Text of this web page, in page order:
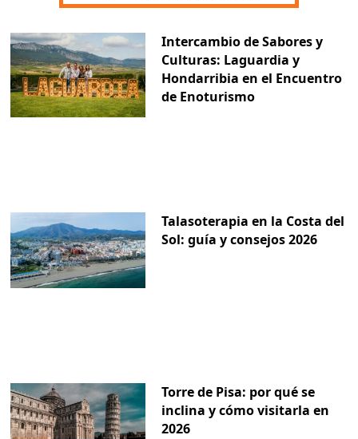
Intercambio de Sabores y
Culturas: Laguardia y
Hondarribia en el Encuentro
de Enoturismo
Talasoterapia en la Costa del
Sol: guía y consejos 2026
Torre de Pisa: por qué se
inclina y cómo visitarla en
2026